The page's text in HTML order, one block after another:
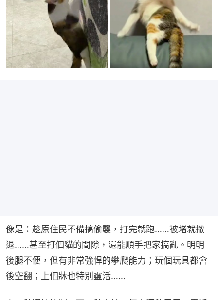
像是：趁原住民不備搞偷襲，打完就跑……被堵就撤
退……甚至打個貓的間隙，還能順手把家搞亂。明明
後腿不便，但有非常強悍的攀爬能力；玩個玩具都會
後空翻；上個牀也特別靈活……